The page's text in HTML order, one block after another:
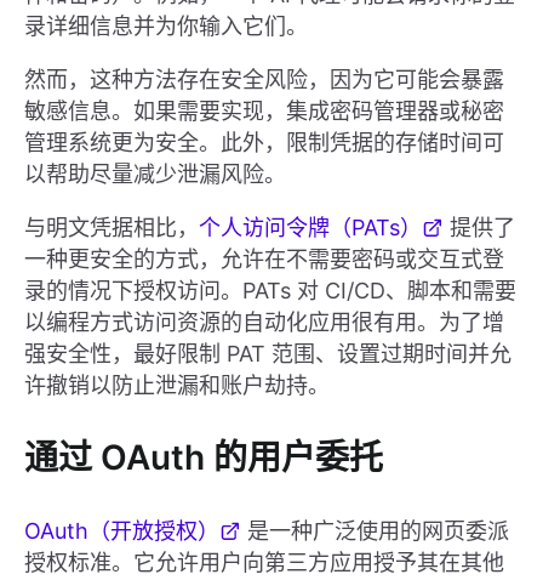
录详细信息并为你输入它们。
然而，这种方法存在安全风险，因为它可能会暴露
敏感信息。如果需要实现，集成密码管理器或秘密
管理系统更为安全。此外，限制凭据的存储时间可
以帮助尽量减少泄漏风险。
与明文凭据相比， 个人访问令牌（PATs）
提供了
一种更安全的方式，允许在不需要密码或交互式登
录的情况下授权访问。PATs 对 CI/CD、脚本和需要
以编程方式访问资源的自动化应用很有用。为了增
强安全性，最好限制 PAT 范围、设置过期时间并允
许撤销以防止泄漏和账户劫持。
通过 OAuth 的用户委托
OAuth（开放授权）
是一种广泛使用的网页委派
授权标准。它允许用户向第三方应用授予其在其他